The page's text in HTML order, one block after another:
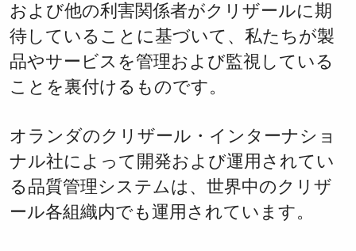
および他の利害関係者がクリザールに期
待していることに基づいて、私たちが製
品やサービスを管理および監視している
ことを裏付けるものです。
オランダのクリザール・インターナショ
ナル社によって開発および運用されてい
る品質管理システムは、世界中のクリザ
ール各組織内でも運用されています。